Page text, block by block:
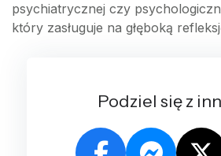
psychiatrycznej czy
który zasługuje na głęboką
Podziel się z